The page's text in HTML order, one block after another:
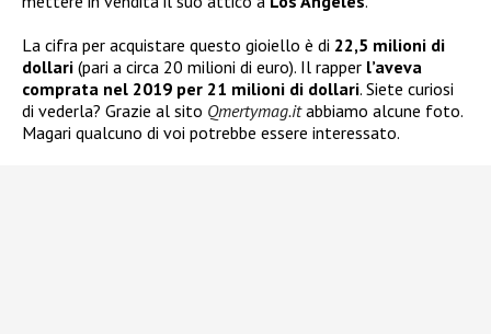
La cifra per acquistare questo gioiello è di 22,5 milioni di
dollari (pari a circa 20 milioni di euro). Il rapper l’aveva
comprata nel 2019 per 21 milioni di dollari. Siete curiosi
di vederla? Grazie al sito Qmertymag.itabbiamo alcune foto.
Magari qualcuno di voi potrebbe essere interessato.